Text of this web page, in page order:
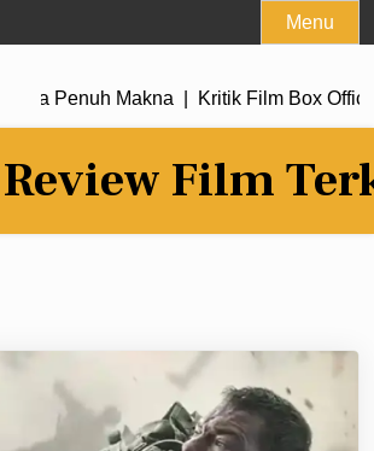
Menu
Penuh Makna |Kritik Film Box Office
Film